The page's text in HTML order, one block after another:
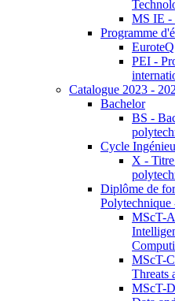
MS IE -
Programme
PEI -
Catalogue 2023 -
Bachelor
BS -
Cycle
X -
Diplôme de
MScT-
MScT-
Threats
MScT-